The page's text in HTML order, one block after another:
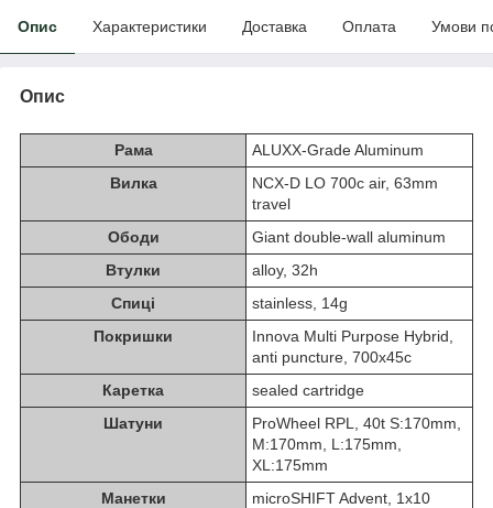
Опис Характеристики Доставка Оплата Умови
Опис
Рама
ALUXX-Grade Aluminum
Вилка
NCX-D LO 700c air, 63mm
travel
Ободи
Giant double-wall aluminum
Втулки
alloy, 32h
Спиці
stainless, 14g
Покришки
Innova Multi Purpose Hybrid,
anti puncture, 700x45c
Каретка
sealed cartridge
Шатуни
ProWheel RPL, 40t S:170mm,
M:170mm, L:175mm,
XL:175mm
Манетки
microSHIFT Advent, 1x10